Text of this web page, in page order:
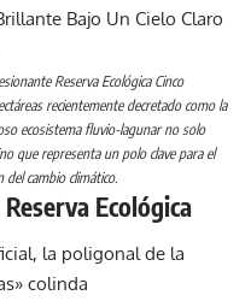
Reserva Ecológica Cinco
recientemente decretado como la
ecosistema fluvio-lagunar no solo
que representa un polo clave para el
del cambio climático.
Ecológica
la poligonal de la
colinda